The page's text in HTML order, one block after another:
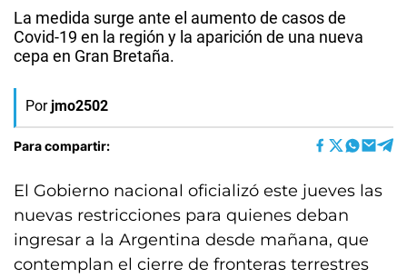
La medida surge ante el aumento de casos de
Covid-19 en la región y la aparición de una nueva
cepa en Gran Bretaña.
Por jmo2502
Para compartir:
El Gobierno nacional oficializó este jueves las
nuevas restricciones para quienes deban
ingresar a la Argentina desde mañana, que
contemplan el cierre de fronteras terrestres